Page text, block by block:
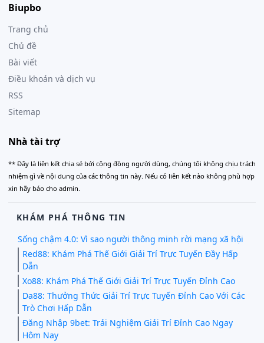
Biupbo
Trang chủ
Chủ đề
Bài viết
Điều khoản và dịch vụ
RSS
Sitemap
Nhà tài trợ
** Đây là liên kết chia sẻ bới cộng đồng người dùng, chúng tôi không chịu trách
nhiệm gì về nội dung của các thông tin này. Nếu có liên kết nào không phù hợp
xin hãy báo cho admin.
KHÁM PHÁ THÔNG TIN
Sống chậm 4.0: Vì sao người thông minh rời mạng xã hội
Red88: Khám Phá Thế Giới Giải Trí Trực Tuyến Đầy Hấp
Dẫn
Xo88: Khám Phá Thế Giới Giải Trí Trực Tuyến Đỉnh Cao
Da88: Thưởng Thức Giải Trí Trực Tuyến Đỉnh Cao Với Các
Trò Chơi Hấp Dẫn
Đăng Nhập 9bet: Trải Nghiệm Giải Trí Đỉnh Cao Ngay
Hôm Nay